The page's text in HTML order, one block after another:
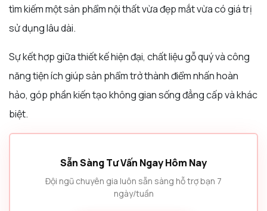
tìm kiếm một sản phẩm nội thất vừa đẹp mắt vừa có giá trị
sử dụng lâu dài.
Sự kết hợp giữa thiết kế hiện đại, chất liệu gỗ quý và công
năng tiện ích giúp sản phẩm trở thành điểm nhấn hoàn
hảo, góp phần kiến tạo không gian sống đẳng cấp và khác
biệt.
Sẵn Sàng Tư Vấn Ngay Hôm Nay
Đội ngũ chuyên gia luôn sẵn sàng hỗ trợ bạn 7
ngày/tuần